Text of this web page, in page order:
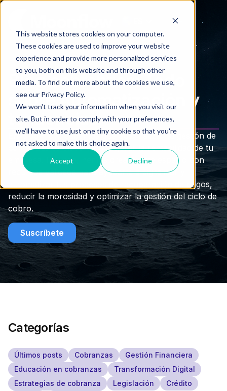
This website stores cookies on your computer.
These cookies are used to improve your website
experience and provide more personalized services
to you, both on this website and through other
media. To find out more about the cookies we use,
see our Privacy Policy.
We won't track your information when you visit our
site. But in order to comply with your preferences,
we'll have to use just one tiny cookie so that you're
not asked to make this choice again.
Accept Decline
Blog cobranzas: Todo
sobre Automatización y
tendencias
En Moonflow, sabemos que automatizar tu gestión de
cobranzas es clave para mejorar la rentabilidad de tu
empresa. Por eso, hemos creado este espacio con
recursos valiosos para ayudarte a digitalizar y
automatizar tus procesos de recuperación de pagos,
reducir la morosidad y optimizar la gestión del ciclo de
cobro.
Suscríbete
Categorías
Últimos posts Cobranzas
Gestión Financiera
Educación en cobranzas
Transformación Digital
Estrategias de cobranza
Legislación
Crédito